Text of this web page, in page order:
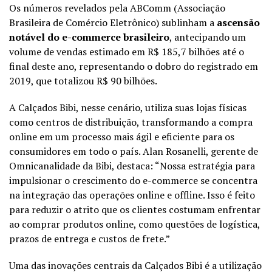
Os números revelados pela ABComm (Associação
Brasileira de Comércio Eletrônico) sublinham a ascensão
notável do e-commerce brasileiro, antecipando um
volume de vendas estimado em R$ 185,7 bilhões até o
final deste ano, representando o dobro do registrado em
2019, que totalizou R$ 90 bilhões.
A Calçados Bibi, nesse cenário, utiliza suas lojas físicas
como centros de distribuição, transformando a compra
online em um processo mais ágil e eficiente para os
consumidores em todo o país. Alan Rosanelli, gerente de
Omnicanalidade da Bibi, destaca: “Nossa estratégia para
impulsionar o crescimento do e-commerce se concentra
na integração das operações online e offline. Isso é feito
para reduzir o atrito que os clientes costumam enfrentar
ao comprar produtos online, como questões de logística,
prazos de entrega e custos de frete.”
Uma das inovações centrais da Calçados Bibi é a utilização